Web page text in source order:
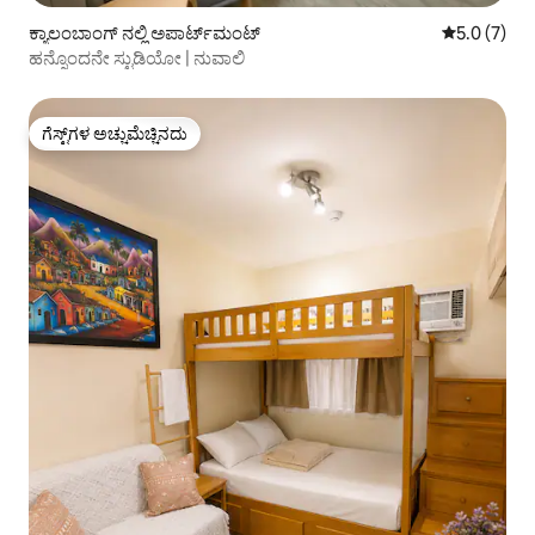
ಕ್ಯಾಲಂಬಾಂಗ್ ನಲ್ಲಿ ಅಪಾರ್ಟ್‌ಮಂಟ್ 5 ರಲ್ಲಿ 5.0
5.0 (7)
ಹನ್ನೊಂದನೇ ಸ್ಟುಡಿಯೋ | ನುವಾಲಿ
ಗೆಸ್ಟ್‌ಗಳ ಅಚ್ಚುಮೆಚ್ಚಿನದು
ಗೆಸ್ಟ್‌ಗಳ ಅಚ್ಚುಮೆಚ್ಚಿನದು